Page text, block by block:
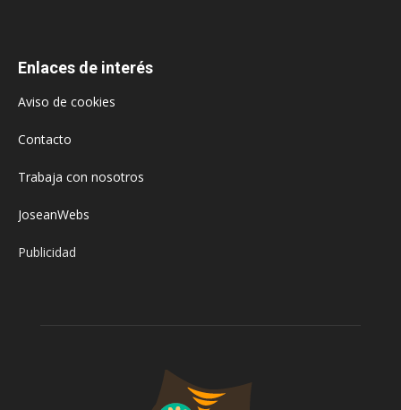
Enlaces de interés
Aviso de cookies
Contacto
Trabaja con nosotros
JoseanWebs
Publicidad